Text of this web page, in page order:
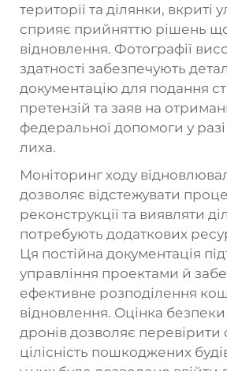
території та ділянки,
сприяє прийняттю рішень
відновлення. Фотографії
здатності забезпечують
документацію для подання
претензій та заяв на
федеральної допомоги у разі
лиха.
Моніторинг ходу
дозволяє відстежувати
реконструкції та виявляти
потребують додаткових
Ця постійна документація
управління проектами й
ефективне розподілення
відновлення. Оцінка
дронів дозволяє перевірити
цілісність пошкоджених